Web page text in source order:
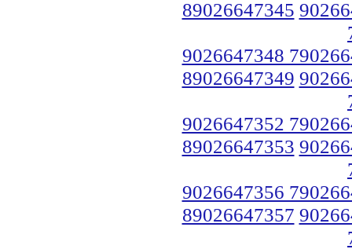
89026647345
9026647348
89026647349
9026647352
89026647353
9026647356
89026647357